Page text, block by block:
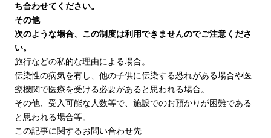
ち合わせてください。
その他
次のような場合、この制度は利用できませんのでご注意くださ
い。
旅行などの私的な理由による場合。
伝染性の病気を有し、他の子供に伝染する恐れがある場合や医
療機関で医療を受ける必要があると思われる場合。
その他、受入可能な人数等で、施設でのお預かりが困難である
と思われる場合等。
この記事に関するお問い合わせ先